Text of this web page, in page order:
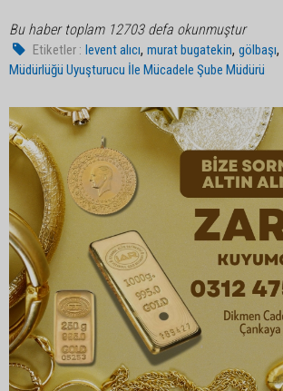
Bu haber toplam 12703 defa okunmuştur
Etiketler : levent alıcı,murat bugatekin,gölbaşı,
Müdürlüğü Uyuşturucu İle Mücadele Şube Müdürü